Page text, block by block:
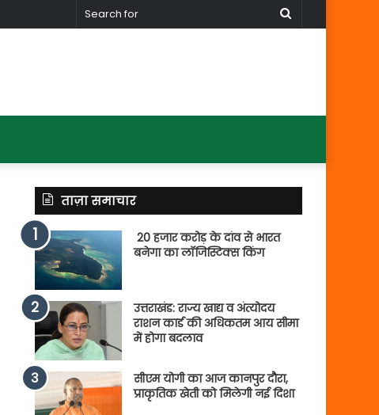
Search
ताज़ा समाचार
20 हजार करोड़ के दांव से भारत
बनेगा का लॉजिस्टिक्स किंग
उत्तराखंड: राज्य खाद्य व अंत्योदय
राशन कार्ड की अधिकतम आय सीमा
में होगा बदलाव
सीएम योगी का आज कानपुर दौरा,
प्राकृतिक खेती को मिलेगी नई दिशा